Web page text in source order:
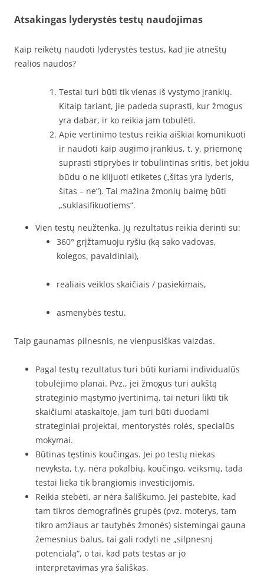
Atsakingas lyderystės testų naudojimas
Kaip reikėtų naudoti lyderystės testus, kad jie atneštų
realios naudos?
Testai turi būti tik vienas iš vystymo įrankių.
Kitaip tariant, jie padeda suprasti, kur žmogus
yra dabar, ir ko reikia jam tobulėti.
Apie vertinimo testus reikia aiškiai komunikuoti
ir naudoti kaip augimo įrankius, t. y. priemonę
suprasti stiprybes ir tobulintinas sritis, bet jokiu
būdu o ne klijuoti etiketes („šitas yra lyderis,
šitas – ne“). Tai mažina žmonių baimę būti
„suklasifikuotiems“.
Vien testų neužtenka. Jų rezultatus reikia derinti su:
360° grįžtamuoju ryšiu (ką sako vadovas,
kolegos, pavaldiniai),
realiais veiklos skaičiais / pasiekimais,
asmenybės testu.
Taip gaunamas pilnesnis, ne vienpusiškas vaizdas.
Pagal testų rezultatus turi būti kuriami individualūs
tobulėjimo planai. Pvz., jei žmogus turi aukštą
strateginio mąstymo įvertinimą, tai neturi likti tik
skaičiumi ataskaitoje, jam turi būti duodami
strateginiai projektai, mentorystės rolės, specialūs
mokymai.
Būtinas tęstinis koučingas. Jei po testų niekas
nevyksta, t.y. nėra pokalbių, koučingo, veiksmų, tada
testai lieka tik brangiomis investicijomis.
Reikia stebėti, ar nėra šališkumo. Jei pastebite, kad
tam tikros demografinės grupės (pvz. moterys, tam
tikro amžiaus ar tautybės žmonės) sistemingai gauna
žemesnius balus, tai gali rodyti ne „silpnesnį
potencialą“, o tai, kad pats testas ar jo
interpretavimas yra šališkas.